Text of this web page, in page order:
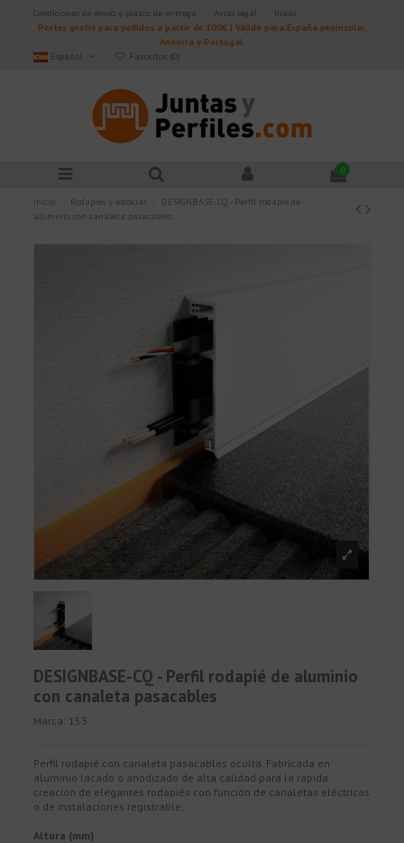
Condiciones de envío y plazos de entrega Aviso legal
Inicio
Portes gratis para pedidos a partir de 100€ | Válido para España peninsular,
Andorra y Portugal.
Español
Favoritos (0)
0
Inicio Rodapiés y escocias
DESIGNBASE-CQ - Perfil rodapié de
aluminio con canaleta pasacables
DESIGNBASE-CQ - Perfil rodapié de aluminio
con canaleta pasacables
Marca: 153
Perfil rodapié con canaleta pasacables oculta. Fabricada en
aluminio lacado o anodizado de alta calidad para la rápida
creación de elegantes rodapiés con función de canaletas eléctricas
o de instalaciones registrable.
Altura (mm)